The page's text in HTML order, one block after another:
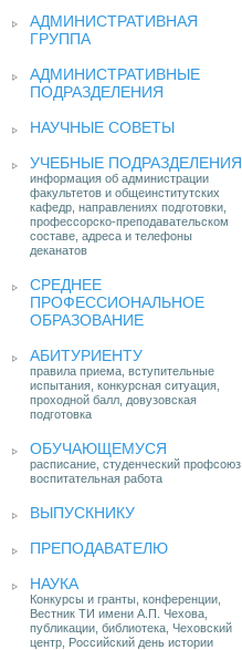
АДМИНИСТРАТИВНАЯ
ГРУППА
АДМИНИСТРАТИВНЫЕ
ПОДРАЗДЕЛЕНИЯ
НАУЧНЫЕ СОВЕТЫ
УЧЕБНЫЕ ПОДРАЗДЕЛЕНИЯ
информация об администрации
факультетов и общеинститутских
кафедр, направлениях подготовки,
профессорско-преподавательском
составе, адреса и телефоны
деканатов
СРЕДНЕЕ
ПРОФЕССИОНАЛЬНОЕ
ОБРАЗОВАНИЕ
АБИТУРИЕНТУ
правила приема, вступительные
испытания, конкурсная ситуация,
проходной балл, довузовская
подготовка
ОБУЧАЮЩЕМУСЯ
расписание, студенческий профсоюз,
воспитательная работа
ВЫПУСКНИКУ
ПРЕПОДАВАТЕЛЮ
НАУКА
Конкурсы и гранты, конференции,
Вестник ТИ имени А.П. Чехова,
публикации, библиотека, Чеховский
центр, Российский день истории